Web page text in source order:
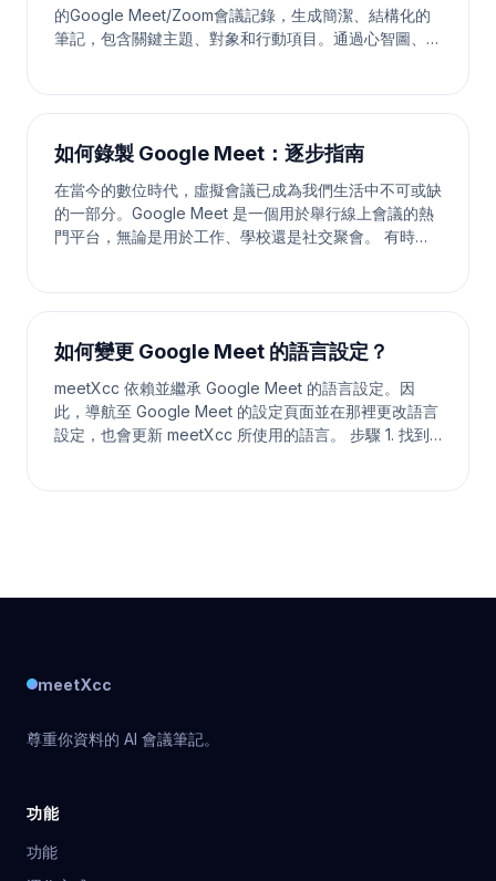
的Google Meet/Zoom會議記錄，生成簡潔、結構化的
筆記，包含關鍵主題、對象和行動項目。通過心智圖、及
別，並提供即時總結。
如何錄製 Google Meet：逐步指南
在當今的數位時代，虛擬會議已成為我們生活中不可或缺
的一部分。Google Meet 是一個用於舉行線上會議的熱
門平台，無論是用於工作、學校還是社交聚會。 有時，
如何變更 Google Meet 的語言設定？
meetXcc 依賴並繼承 Google Meet 的語言設定。因
此，導航至 Google Meet 的設定頁面並在那裡更改語言
設定，也會更新 meetXcc 所使用的語言。 步驟 1. 找到
meetXcc
尊重你資料的 AI 會議筆記。
功能
功能